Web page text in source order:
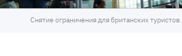
Снятие ограничения для британских туристов.